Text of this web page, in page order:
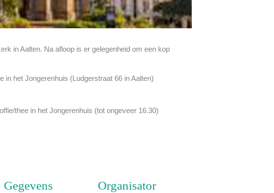
in Aalten. Na afloop is er gelegenheid om een kop
in het Jongerenhuis (Ludgerstraat 66 in Aalten)
thee in het Jongerenhuis (tot ongeveer 16.30)
Gegevens Organisator